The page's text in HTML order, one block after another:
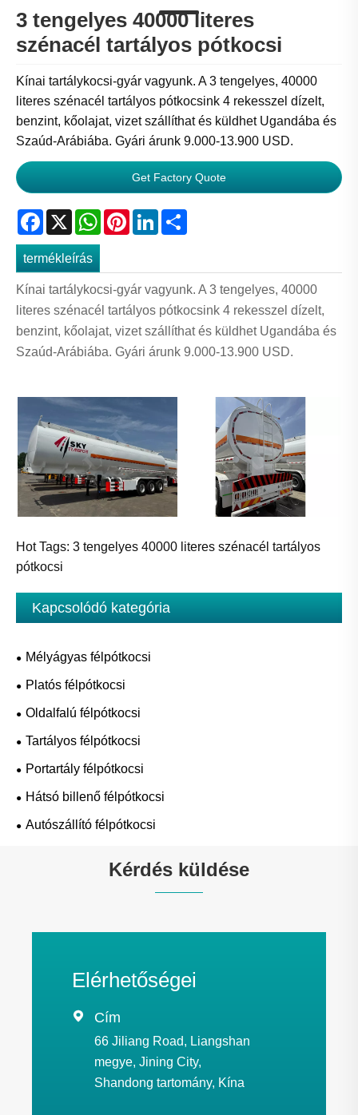
3 tengelyes 40000 literes
szénacél tartályos pótkocsi
Kínai tartálykocsi-gyár vagyunk. A 3 tengelyes, 40000
literes szénacél tartályos pótkocsink 4 rekesszel dízelt,
benzint, kőolajat, vizet szállíthat és küldhet Ugandába és
Szaúd-Arábiába. Gyári árunk 9.000-13.900 USD.
Get Factory Quote
Facebook
X WhatsApp
PinterestLinkedIn
termékleírás
Kínai tartálykocsi-gyár vagyunk. A 3 tengelyes, 40000
literes szénacél tartályos pótkocsink 4 rekesszel dízelt,
benzint, kőolajat, vizet szállíthat és küldhet Ugandába és
Szaúd-Arábiába. Gyári árunk 9.000-13.900 USD.
Hot Tags: 3 tengelyes 40000 literes szénacél tartályos
pótkocsi
Kapcsolódó kategória
Mélyágyas félpótkocsi
Platós félpótkocsi
Oldalfalú félpótkocsi
Tartályos félpótkocsi
Portartály félpótkocsi
Hátsó billenő félpótkocsi
Autószállító félpótkocsi
Kérdés küldése
Elérhetőségei
 Cím
66 Jiliang Road, Liangshan
megye, Jining City,
Shandong tartomány, Kína